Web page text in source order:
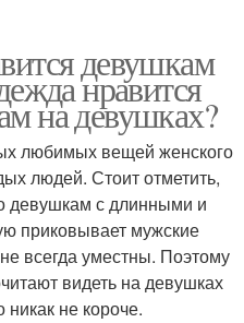
девушкам
нравится
на девушках?
любимых вещей женского
людей. Стоит отметить,
девушкам с длинными и
приковывает мужские
всегда уместны. Поэтому
видеть на девушках
не короче.